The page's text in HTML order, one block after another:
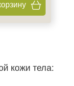
кожи тела: